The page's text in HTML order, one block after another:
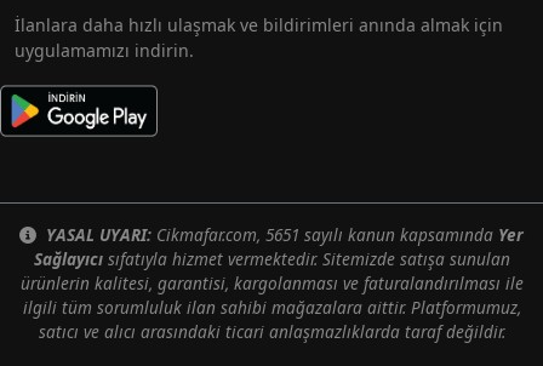
İlanlara daha hızlı ulaşmak ve bildirimleri anında almak için
uygulamamızı indirin.
YASAL UYARI: Cikmafar.com, 5651 sayılı kanun kapsamında Yer
Sağlayıcısıfatıyla hizmet vermektedir. Sitemizde satışa sunulan
ürünlerin kalitesi, garantisi, kargolanması ve faturalandırılması ile
ilgili tüm sorumluluk ilan sahibi mağazalara aittir. Platformumuz,
satıcı ve alıcı arasındaki ticari anlaşmazlıklarda taraf değildir.